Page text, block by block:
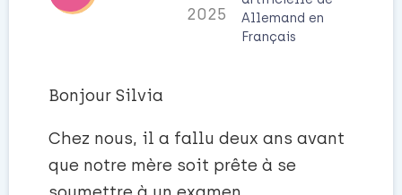
2025
Allemand en
Français
Bonjour Silvia
Chez nous, il a fallu deux ans avant
que notre mère soit prête à se